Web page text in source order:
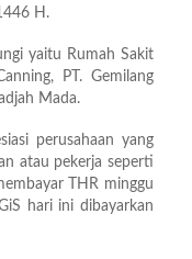
H.
yaitu Rumah Sakit
PT. Gemilang
Mada.
perusahaan yang
atau pekerja seperti
THR minggu
hari ini dibayarkan